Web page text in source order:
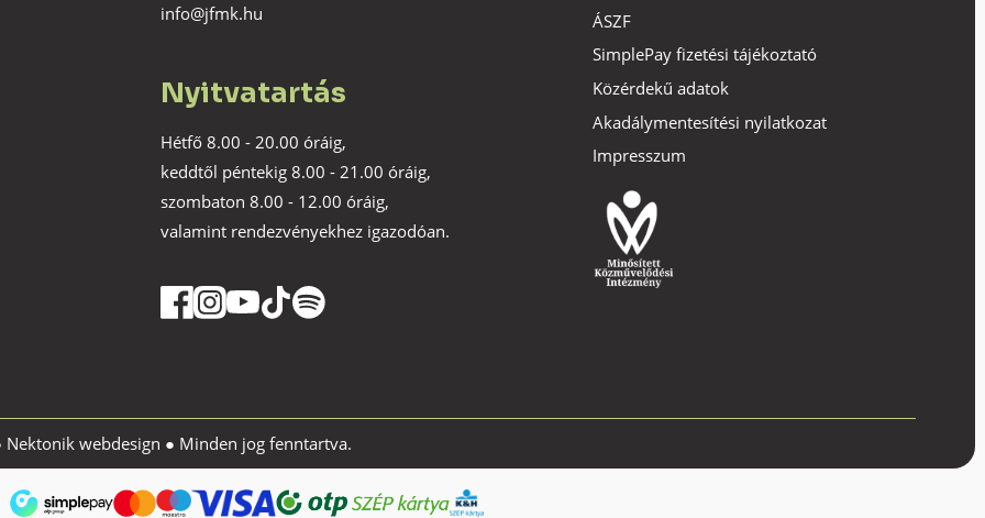
info@jfmk.hu
Nyitvatartás
Hétfő 8.00 - 20.00 óráig,
keddtől péntekig 8.00 - 21.00 óráig,
szombaton 8.00 - 12.00 óráig,
valamint rendezvényekhez igazodóan.
ÁSZF
SimplePay fizetési tájékoztató
Közérdekű adatok
Akadálymentesítési nyilatkozat
Impresszum
Nektonik webdesign ● Minden jog fenntartva.